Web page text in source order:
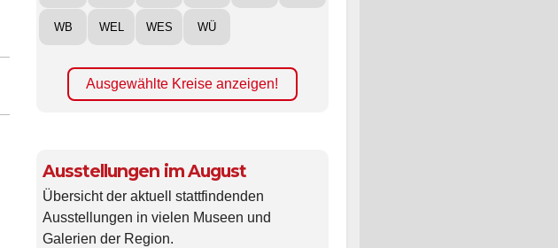
WB WEL WES WÜ
Ausgewählte Kreise anzeigen!
Ausstellungen im August
Übersicht der aktuell stattfindenden
Ausstellungen in vielen Museen und
Galerien der Region.